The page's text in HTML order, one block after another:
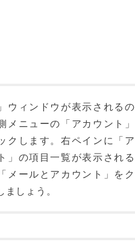
ウィンドウが表示されるの
メニューの「アカウント」
クします。右ペインに「ア
」の項目一覧が表示される
メールとアカウント」をク
ましょう。